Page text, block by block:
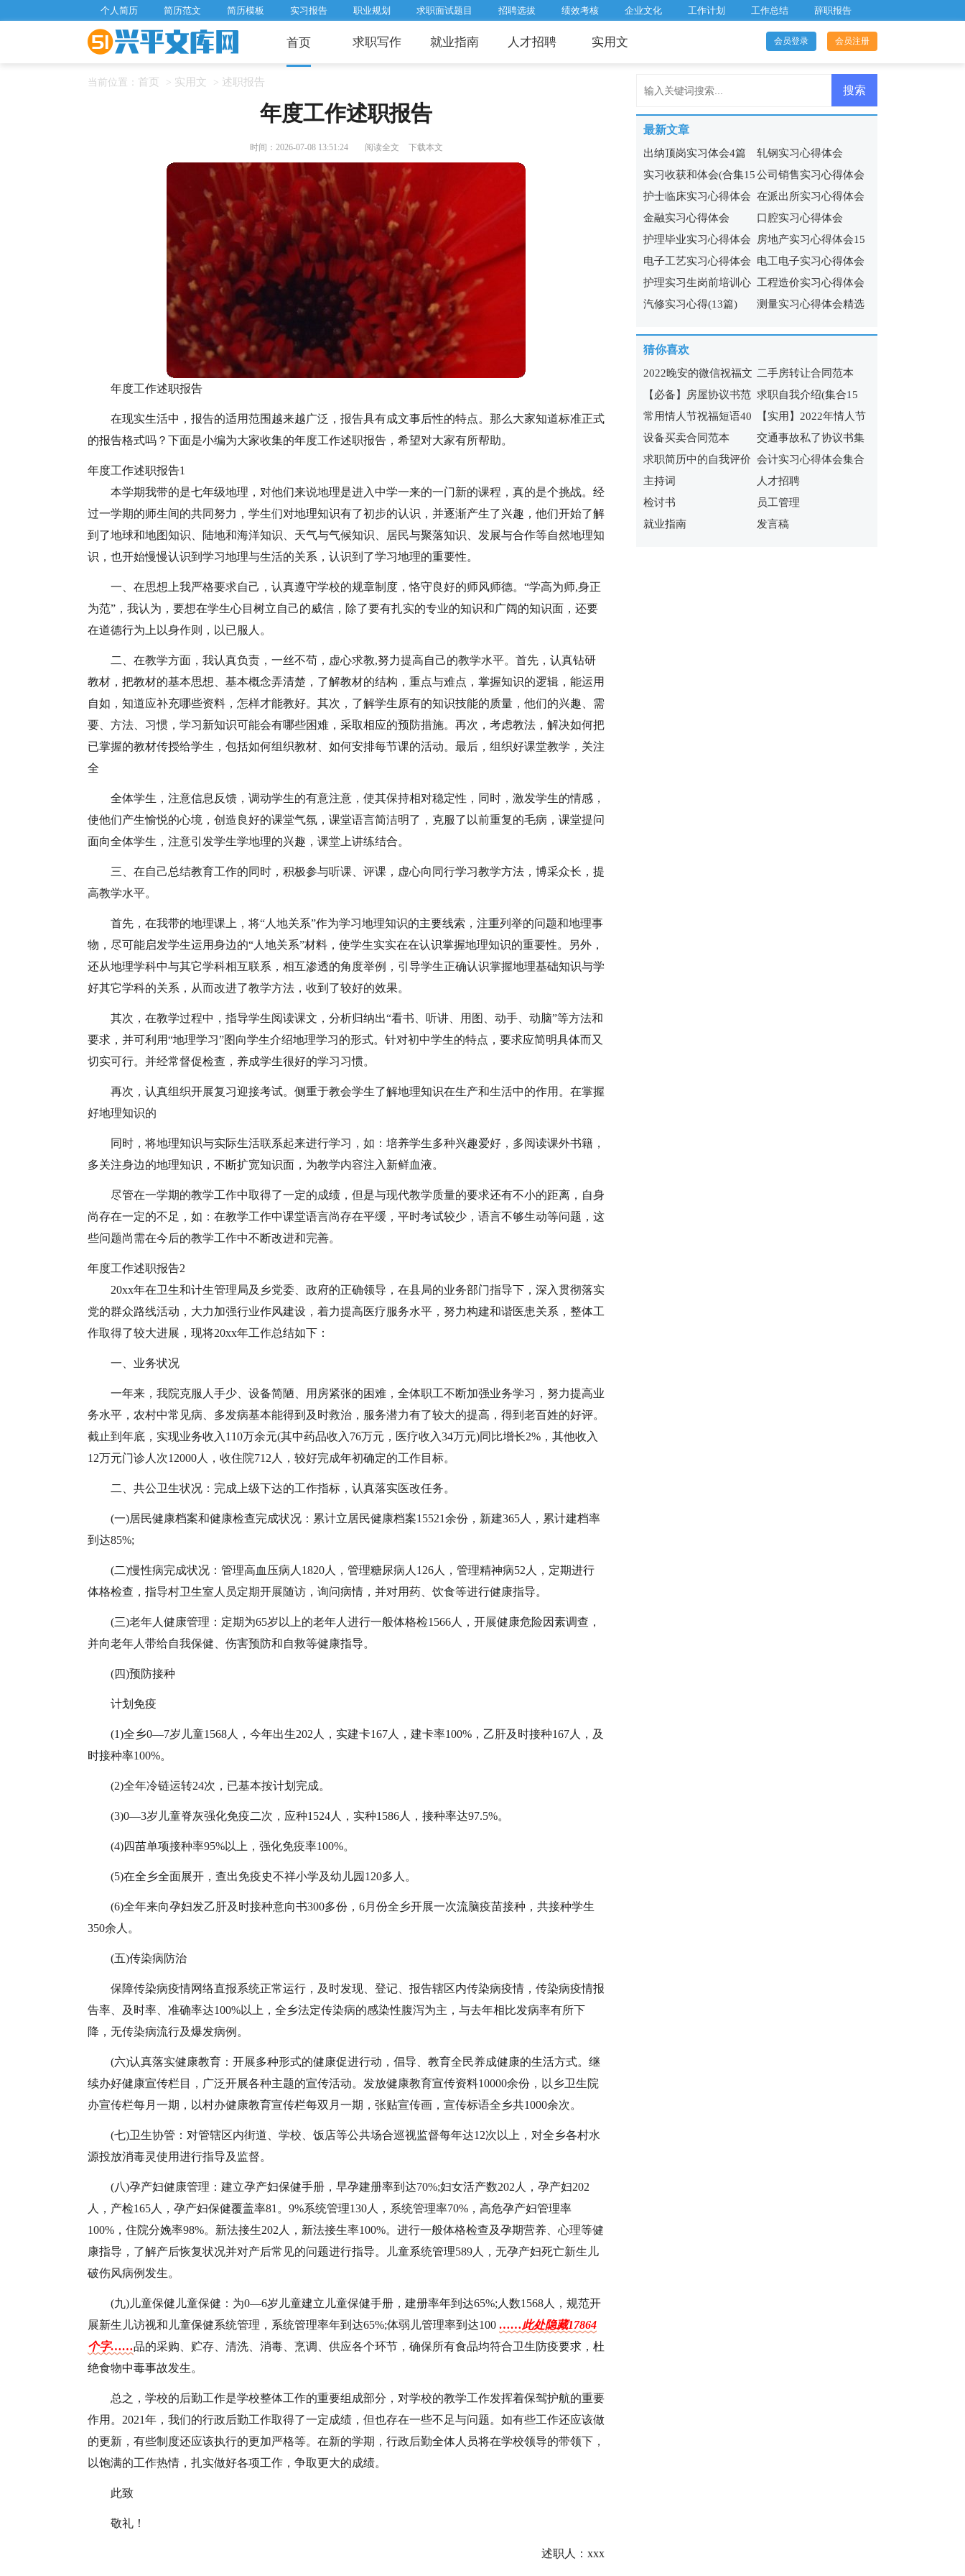
个人简历 简历范文 简历模板 实习报告 职业规划 求职面试题目 招聘选拔 绩效考核 企业文化 工作计划 工作总结 辞职报告
首页 求职写作 就业指南 人才招聘 实用文 会员登录 会员注册
当前位置： 首页 > 实用文 > 述职报告
年度工作述职报告
时间：2026-07-08 13:51:24 阅读全文 下载本文
年度工作述职报告
在现实生活中，报告的适用范围越来越广泛，报告具有成文事后性的特点。那么大家知道标准正式
的报告格式吗？下面是小编为大家收集的年度工作述职报告，希望对大家有所帮助。
年度工作述职报告1
本学期我带的是七年级地理，对他们来说地理是进入中学一来的一门新的课程，真的是个挑战。经
过一学期的师生间的共同努力，学生们对地理知识有了初步的认识，并逐渐产生了兴趣，他们开始了解
到了地球和地图知识、陆地和海洋知识、天气与气候知识、居民与聚落知识、发展与合作等自然地理知
识，也开始慢慢认识到学习地理与生活的关系，认识到了学习地理的重要性。
一、在思想上我严格要求自己，认真遵守学校的规章制度，恪守良好的师风师德。“学高为师,身正
为范”，我认为，要想在学生心目树立自己的威信，除了要有扎实的专业的知识和广阔的知识面，还要
在道德行为上以身作则，以已服人。
二、在教学方面，我认真负责，一丝不苟，虚心求教,努力提高自己的教学水平。首先，认真钻研
教材，把教材的基本思想、基本概念弄清楚，了解教材的结构，重点与难点，掌握知识的逻辑，能运用
自如，知道应补充哪些资料，怎样才能教好。其次，了解学生原有的知识技能的质量，他们的兴趣、需
要、方法、习惯，学习新知识可能会有哪些困难，采取相应的预防措施。再次，考虑教法，解决如何把
已掌握的教材传授给学生，包括如何组织教材、如何安排每节课的活动。最后，组织好课堂教学，关注
全
全体学生，注意信息反馈，调动学生的有意注意，使其保持相对稳定性，同时，激发学生的情感，
使他们产生愉悦的心境，创造良好的课堂气氛，课堂语言简洁明了，克服了以前重复的毛病，课堂提问
面向全体学生，注意引发学生学地理的兴趣，课堂上讲练结合。
三、在自己总结教育工作的同时，积极参与听课、评课，虚心向同行学习教学方法，博采众长，提
高教学水平。
首先，在我带的地理课上，将“人地关系”作为学习地理知识的主要线索，注重列举的问题和地理事
物，尽可能启发学生运用身边的“人地关系”材料，使学生实实在在认识掌握地理知识的重要性。另外，
还从地理学科中与其它学科相互联系，相互渗透的角度举例，引导学生正确认识掌握地理基础知识与学
好其它学科的关系，从而改进了教学方法，收到了较好的效果。
其次，在教学过程中，指导学生阅读课文，分析归纳出“看书、听讲、用图、动手、动脑”等方法和
要求，并可利用“地理学习”图向学生介绍地理学习的形式。针对初中学生的特点，要求应简明具体而又
切实可行。并经常督促检查，养成学生很好的学习习惯。
再次，认真组织开展复习迎接考试。侧重于教会学生了解地理知识在生产和生活中的作用。在掌握
好地理知识的
同时，将地理知识与实际生活联系起来进行学习，如：培养学生多种兴趣爱好，多阅读课外书籍，
多关注身边的地理知识，不断扩宽知识面，为教学内容注入新鲜血液。
尽管在一学期的教学工作中取得了一定的成绩，但是与现代教学质量的要求还有不小的距离，自身
尚存在一定的不足，如：在教学工作中课堂语言尚存在平缓，平时考试较少，语言不够生动等问题，这
些问题尚需在今后的教学工作中不断改进和完善。
年度工作述职报告2
20xx年在卫生和计生管理局及乡党委、政府的正确领导，在县局的业务部门指导下，深入贯彻落实
党的群众路线活动，大力加强行业作风建设，着力提高医疗服务水平，努力构建和谐医患关系，整体工
作取得了较大进展，现将20xx年工作总结如下：
一、业务状况
一年来，我院克服人手少、设备简陋、用房紧张的困难，全体职工不断加强业务学习，努力提高业
务水平，农村中常见病、多发病基本能得到及时救治，服务潜力有了较大的提高，得到老百姓的好评。
截止到年底，实现业务收入110万余元(其中药品收入76万元，医疗收入34万元)同比增长2%，其他收入
12万元门诊人次12000人，收住院712人，较好完成年初确定的工作目标。
二、共公卫生状况：完成上级下达的工作指标，认真落实医改任务。
(一)居民健康档案和健康检查完成状况：累计立居民健康档案15521余份，新建365人，累计建档率
到达85%;
(二)慢性病完成状况：管理高血压病人1820人，管理糖尿病人126人，管理精神病52人，定期进行
体格检查，指导村卫生室人员定期开展随访，询问病情，并对用药、饮食等进行健康指导。
(三)老年人健康管理：定期为65岁以上的老年人进行一般体格检1566人，开展健康危险因素调查，
并向老年人带给自我保健、伤害预防和自救等健康指导。
(四)预防接种
计划免疫
(1)全乡0—7岁儿童1568人，今年出生202人，实建卡167人，建卡率100%，乙肝及时接种167人，及
时接种率100%。
(2)全年冷链运转24次，已基本按计划完成。
(3)0—3岁儿童脊灰强化免疫二次，应种1524人，实种1586人，接种率达97.5%。
(4)四苗单项接种率95%以上，强化免疫率100%。
(5)在全乡全面展开，查出免疫史不祥小学及幼儿园120多人。
(6)全年来向孕妇发乙肝及时接种意向书300多份，6月份全乡开展一次流脑疫苗接种，共接种学生
350余人。
(五)传染病防治
保障传染病疫情网络直报系统正常运行，及时发现、登记、报告辖区内传染病疫情，传染病疫情报
告率、及时率、准确率达100%以上，全乡法定传染病的感染性腹泻为主，与去年相比发病率有所下
降，无传染病流行及爆发病例。
(六)认真落实健康教育：开展多种形式的健康促进行动，倡导、教育全民养成健康的生活方式。继
续办好健康宣传栏目，广泛开展各种主题的宣传活动。发放健康教育宣传资料10000余份，以乡卫生院
办宣传栏每月一期，以村办健康教育宣传栏每双月一期，张贴宣传画，宣传标语全乡共1000余次。
(七)卫生协管：对管辖区内街道、学校、饭店等公共场合巡视监督每年达12次以上，对全乡各村水
源投放消毒灵使用进行指导及监督。
(八)孕产妇健康管理：建立孕产妇保健手册，早孕建册率到达70%;妇女活产数202人，孕产妇202
人，产检165人，孕产妇保健覆盖率81。9%系统管理130人，系统管理率70%，高危孕产妇管理率
100%，住院分娩率98%。新法接生202人，新法接生率100%。进行一般体格检查及孕期营养、心理等健
康指导，了解产后恢复状况并对产后常见的问题进行指导。儿童系统管理589人，无孕产妇死亡新生儿
破伤风病例发生。
(九)儿童保健儿童保健：为0—6岁儿童建立儿童保健手册，建册率年到达65%;人数1568人，规范开
展新生儿访视和儿童保健系统管理，系统管理率年到达65%;体弱儿管理率到达100 ……此处隐藏17864
个字……品的采购、贮存、清洗、消毒、烹调、供应各个环节，确保所有食品均符合卫生防疫要求，杜
绝食物中毒事故发生。
总之，学校的后勤工作是学校整体工作的重要组成部分，对学校的教学工作发挥着保驾护航的重要
作用。2021年，我们的行政后勤工作取得了一定成绩，但也存在一些不足与问题。如有些工作还应该做
的更新，有些制度还应该执行的更加严格等。在新的学期，行政后勤全体人员将在学校领导的带领下，
以饱满的工作热情，扎实做好各项工作，争取更大的成绩。
此致
敬礼！
述职人：xxx
最新文章
出纳顶岗实习体会4篇
轧钢实习心得体会
实习收获和体会(合集15
篇)
公司销售实习心得体会
15篇
护士临床实习心得体会
9篇
在派出所实习心得体会
金融实习心得体会
口腔实习心得体会
护理毕业实习心得体会
15篇
房地产实习心得体会15
篇
电子工艺实习心得体会
(集合11篇)
电工电子实习心得体会
13篇
护理实习生岗前培训心
得体会5篇
工程造价实习心得体会
合集15篇
汽修实习心得(13篇)
测量实习心得体会精选
猜你喜欢
2022晚安的微信祝福文
案
二手房转让合同范本
【必备】房屋协议书范
文锦集九篇
求职自我介绍(集合15
篇)
常用情人节祝福短语40
条
【实用】2022年情人节
祝福短语汇编65句
设备买卖合同范本
交通事故私了协议书集
合7篇
求职简历中的自我评价
合集15篇
会计实习心得体会集合
15篇
主持词
人才招聘
检讨书
员工管理
就业指南
发言稿